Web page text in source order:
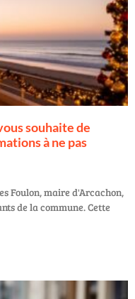
souhaite de
à ne pas
Foulon, maire d'Arcachon,
de la commune. Cette